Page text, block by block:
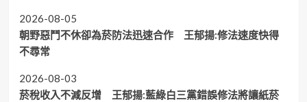
2026-08-05
朝野惡鬥不休卻為菸防法迅速合作 王郁揚:修法速度快得
不尋常
2026-08-03
菸稅收入不減反增 王郁揚:藍綠白三黨錯誤修法將讓紙菸